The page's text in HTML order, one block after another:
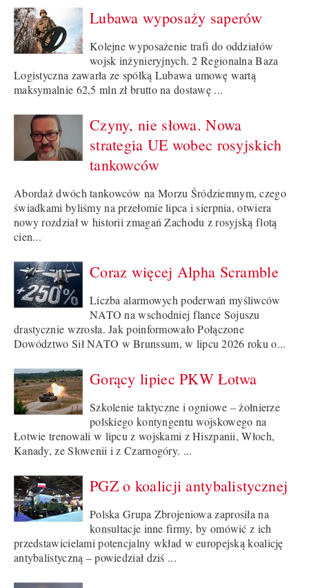
Lubawa wyposaży saperów
Kolejne wyposażenie trafi do oddziałów
wojsk inżynieryjnych. 2 Regionalna Baza
Logistyczna zawarła ze spółką Lubawa umowę wartą
maksymalnie 62,5 mln zł brutto na dostawę ...
Czyny, nie słowa. Nowa
strategia UE wobec rosyjskich
tankowców
Abordaż dwóch tankowców na Morzu Śródziemnym, czego
świadkami byliśmy na przełomie lipca i sierpnia, otwiera
nowy rozdział w historii zmagań Zachodu z rosyjską flotą
cien...
Coraz więcej Alpha Scramble
Liczba alarmowych poderwań myśliwców
NATO na wschodniej flance Sojuszu
drastycznie wzrosła. Jak poinformowało Połączone
Dowództwo Sił NATO w Brunssum, w lipcu 2026 roku o...
Gorący lipiec PKW Łotwa
Szkolenie taktyczne i ogniowe – żołnierze
polskiego kontyngentu wojskowego na
Łotwie trenowali w lipcu z wojskami z Hiszpanii, Włoch,
Kanady, ze Słowenii i z Czarnogóry. ...
PGZ o koalicji antybalistycznej
Polska Grupa Zbrojeniowa zaprosiła na
konsultacje inne firmy, by omówić z ich
przedstawicielami potencjalny wkład w europejską koalicję
antybalistyczną – powiedział dziś ...